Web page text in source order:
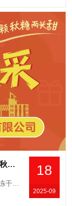
18
2025-09
重磅亮相！有零有食确认参展2025南京秋糖，展示科技赋能零食新成果